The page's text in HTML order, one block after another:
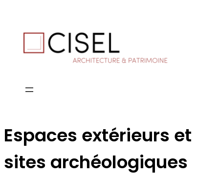
Espaces extérieurs et
sites archéologiques